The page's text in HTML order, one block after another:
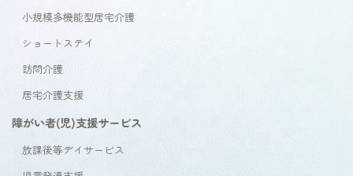
小規模多機能型居宅介護
ショートステイ
訪問介護
居宅介護支援
障がい者(児)支援サービス
放課後等デイサービス